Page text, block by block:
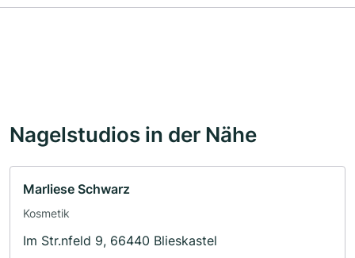
Nagelstudios in der Nähe
Marliese Schwarz
Kosmetik
Im Str.nfeld 9, 66440 Blieskastel